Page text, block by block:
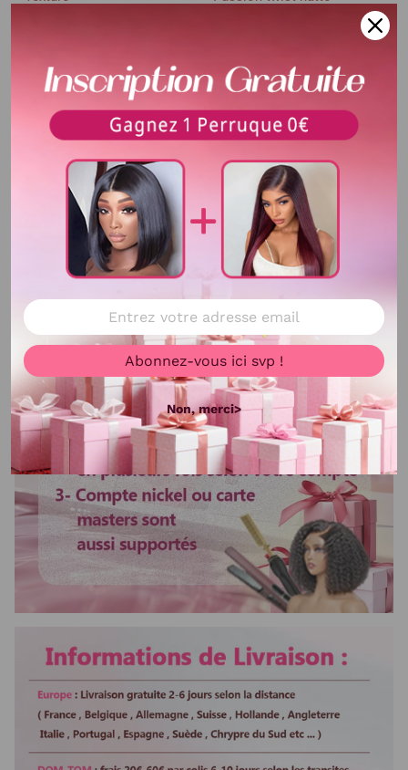
100% Cheveux synthétiques
Usage Faire la coiffure
Longueur 28 pouces
Délai de livraison 3-5 jours Ouvrables
Délai d'utilisation
Plus de 12 mois avec du
bons soin
Couleur de cheveux
1B Noir; T27 Miel; T30
TBUG Rouge
Quantité 5 boules pour un paquet
Voir plus
Abonnez-vous ici svp !
Non, merci>